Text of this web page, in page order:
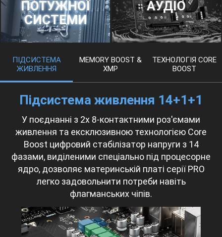
ПОТУЖНОЇ
СИСТЕМИ
АУДІО
ПІДСИСТЕМА
ЖИВЛЕННЯ
MEMORY BOOST &
XMP
ТЕХНОЛОГІЯ CORE
BOOST
Підсистема живлення 14+1+1
У поєднанні з 2x 8-контактними роз'ємами
живлення та ексклюзивною технологією Core
Boost цифровий стабілізатор напруги з 14
фазами, виділеними спеціально під процесорне
ядро, дозволяє материнській платі серії PRO
легко задовольнити потреби навіть
флагманських чіпів.